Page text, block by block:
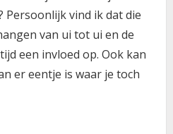
Persoonlijk vind ik dat die
van ui tot ui en de
een invloed op. Ook kan
er eentje is waar je toch